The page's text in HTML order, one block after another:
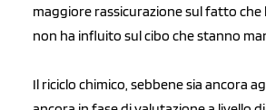
maggiore rassicurazione sul fatto che
non ha influito sul cibo che stanno
Il riciclo chimico, sebbene sia ancora